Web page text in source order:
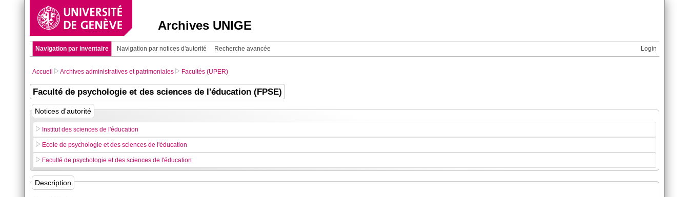
Archives UNIGE
Login
Navigation par inventaire Navigation par notices d'autorité Recherche avancée
Accueil Archives administratives et patrimoniales Facultés (UPER)
Faculté de psychologie et des sciences de l'éducation (FPSE)
Notices d'autorité
Institut des sciences de l'éducation
Ecole de psychologie et des sciences de l'éducation
Faculté de psychologie et des sciences de l'éducation
Description